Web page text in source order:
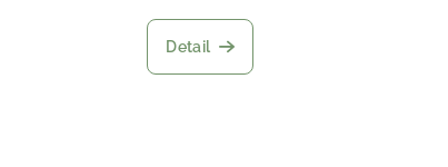
Detail